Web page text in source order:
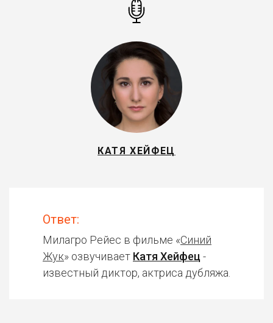
КАТЯ ХЕЙФЕЦ
Ответ:
Милагро Рейес в фильме «Синий
Жук» озвучивает Катя Хейфец -
известный диктор, актриса дубляжа.